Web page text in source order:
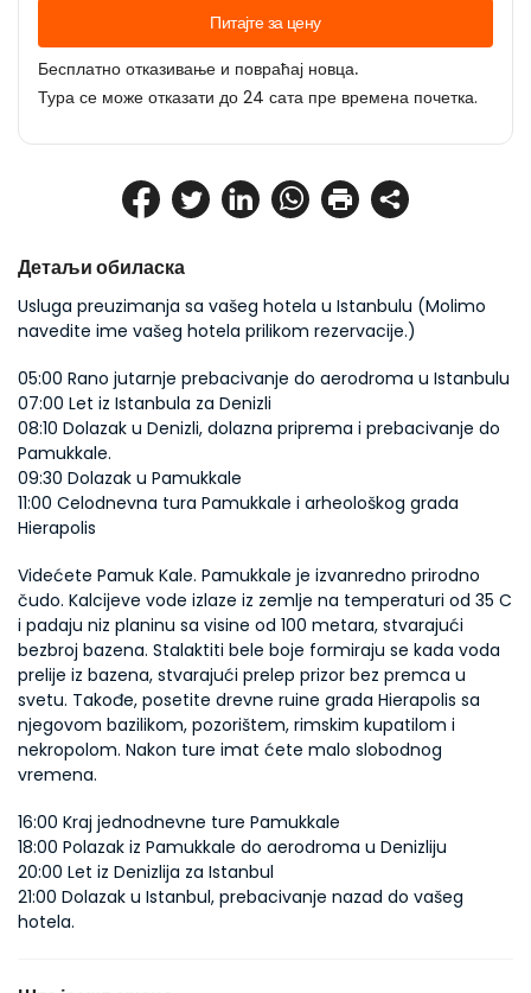
Детаљи обиласка
Usluga preuzimanja sa vašeg hotela u Istanbulu (Molimo
navedite ime vašeg hotela prilikom rezervacije.)
05:00 Rano jutarnje prebacivanje do aerodroma u Istanbulu
07:00 Let iz Istanbula za Denizli
08:10 Dolazak u Denizli, dolazna priprema i prebacivanje do
Pamukkale.
09:30 Dolazak u Pamukkale
11:00 Celodnevna tura Pamukkale i arheološkog grada
Hierapolis
Videćete Pamuk Kale. Pamukkale je izvanredno prirodno
čudo. Kalcijeve vode izlaze iz zemlje na temperaturi od 35 C
i padaju niz planinu sa visine od 100 metara, stvarajući
bezbroj bazena. Stalaktiti bele boje formiraju se kada voda
prelije iz bazena, stvarajući prelep prizor bez premca u
svetu. Takođe, posetite drevne ruine grada Hierapolis sa
njegovom bazilikom, pozorištem, rimskim kupatilom i
nekropolom. Nakon ture imat ćete malo slobodnog
vremena.
16:00 Kraj jednodnevne ture Pamukkale
18:00 Polazak iz Pamukkale do aerodroma u Denizliju
20:00 Let iz Denizlija za Istanbul
21:00 Dolazak u Istanbul, prebacivanje nazad do vašeg
hotela.
Питајте за цену
Бесплатно отказивање и повраћај новца.
Тура се може отказати до 24 сата пре времена почетка.